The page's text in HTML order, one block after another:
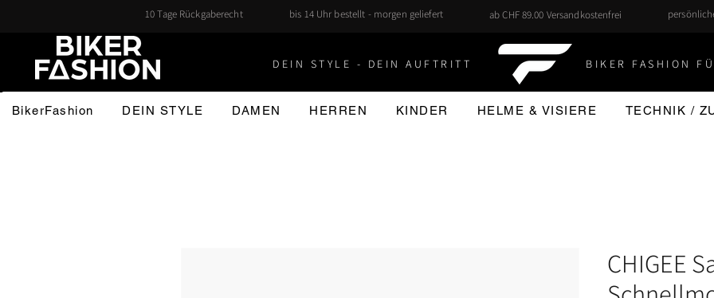
10 Tage Rückgaberecht bis 14 Uhr bestellt - morgen geliefert ab CHF 89.00 Versandkostenfrei
DEIN STYLE - DEIN AUFTRITT BIKER FASHION
BikerFashion DEIN STYLE DAMEN HERREN KINDER HELME & VISIERE TECHNIK /
CHIGEE